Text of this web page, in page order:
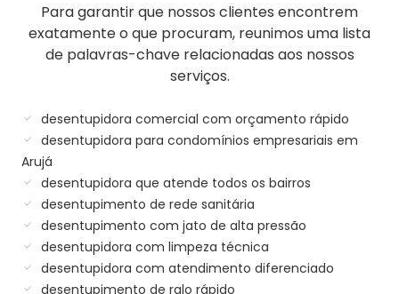
Para garantir que nossos clientes encontrem
exatamente o que procuram, reunimos uma lista
de palavras-chave relacionadas aos nossos
serviços.
desentupidora comercial com orçamento rápido
desentupidora para condomínios empresariais em
Arujá
desentupidora que atende todos os bairros
desentupimento de rede sanitária
desentupimento com jato de alta pressão
desentupidora com limpeza técnica
desentupidora com atendimento diferenciado
desentupimento de ralo rápido